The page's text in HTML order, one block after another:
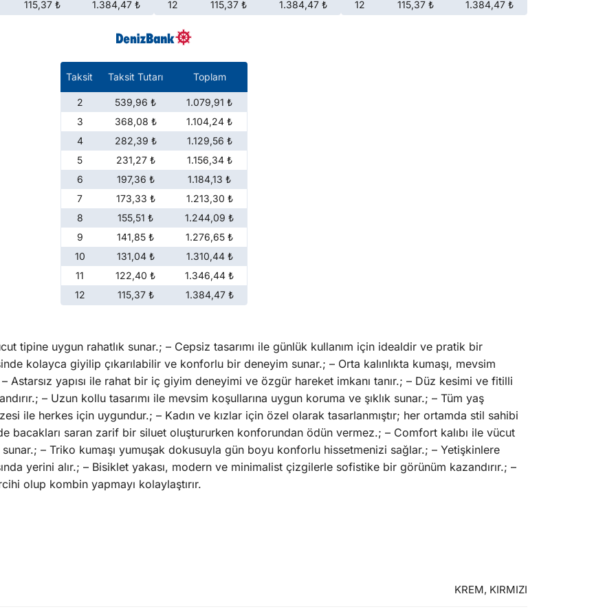
115,37 ₺ 1.384,47 ₺
12
115,37 ₺ 1.384,47 ₺
12
115,37 ₺ 1.384,47 ₺
Taksit Taksit Tutarı Toplam
2 539,96 ₺
1.079,91 ₺
3
368,08 ₺
1.104,24 ₺
4
282,39 ₺
1.129,56 ₺
5
231,27 ₺
1.156,34 ₺
6
197,36 ₺
1.184,13 ₺
7
173,33 ₺
1.213,30 ₺
8
155,51 ₺
1.244,09 ₺
9
141,85 ₺
1.276,65 ₺
10
131,04 ₺
1.310,44 ₺
11
122,40 ₺
1.346,44 ₺
12
115,37 ₺ 1.384,47 ₺
tipine uygun rahatlık sunar.; – Cepsiz tasarımı ile günlük kullanım için idealdir ve pratik bir
kolayca giyilip çıkarılabilir ve konforlu bir deneyim sunar.; – Orta kalınlıkta kumaşı, mevsim
Astarsız yapısı ile rahat bir iç giyim deneyimi ve özgür hareket imkanı tanır.; – Düz kesimi ve fitilli
– Uzun kollu tasarımı ile mevsim koşullarına uygun koruma ve şıklık sunar.; – Tüm yaş
ile herkes için uygundur.; – Kadın ve kızlar için özel olarak tasarlanmıştır; her ortamda stil sahibi
bacakları saran zarif bir siluet oluştururken konforundan ödün vermez.; – Comfort kalıbı ile vücut
sunar.; – Triko kumaşı yumuşak dokusuyla gün boyu konforlu hissetmenizi sağlar.; – Yetişkinlere
yerini alır.; – Bisiklet yakası, modern ve minimalist çizgilerle sofistike bir görünüm kazandırır.; –
olup kombin yapmayı kolaylaştırır.
KREM, KIRMIZI